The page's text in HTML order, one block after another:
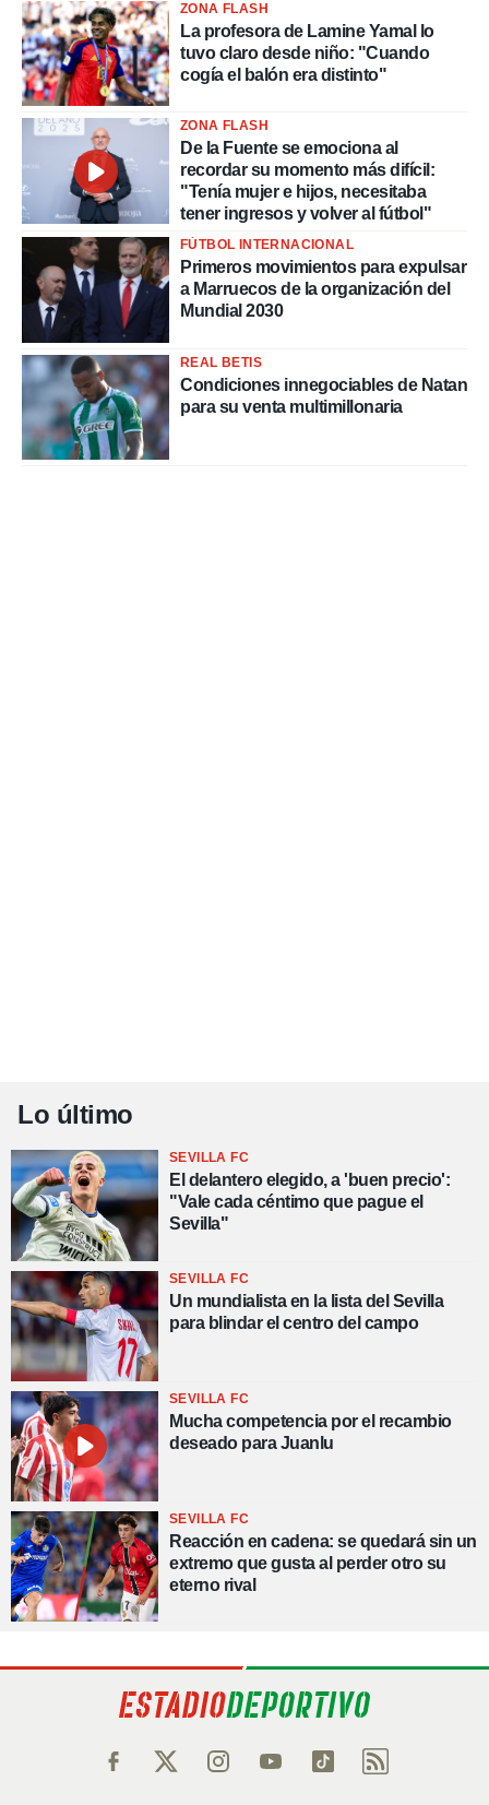
ZONA FLASH
La profesora de Lamine Yamal lo
tuvo claro desde niño: "Cuando
cogía el balón era distinto"
ZONA FLASH
De la Fuente se emociona al
recordar su momento más difícil:
"Tenía mujer e hijos, necesitaba
tener ingresos y volver al fútbol"
FÚTBOL INTERNACIONAL
Primeros movimientos para expulsar
a Marruecos de la organización del
Mundial 2030
REAL BETIS
Condiciones innegociables de Natan
para su venta multimillonaria
Lo último
SEVILLA FC
El delantero elegido, a 'buen precio':
"Vale cada céntimo que pague el
Sevilla"
SEVILLA FC
Un mundialista en la lista del Sevilla
para blindar el centro del campo
SEVILLA FC
Mucha competencia por el recambio
deseado para Juanlu
SEVILLA FC
Reacción en cadena: se quedará sin un
extremo que gusta al perder otro su
eterno rival